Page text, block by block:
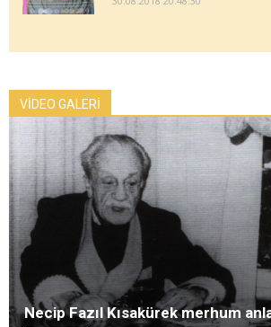
VİDEO GALERİ
Necip Fazıl Kısakürek merhum